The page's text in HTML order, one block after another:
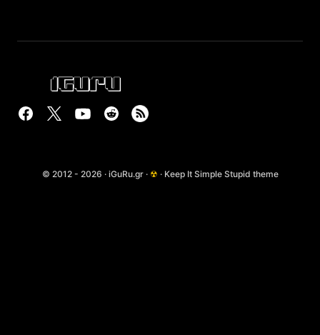
© 2012 - 2026 · iGuRu.gr · ☢ · Keep It Simple Stupid theme